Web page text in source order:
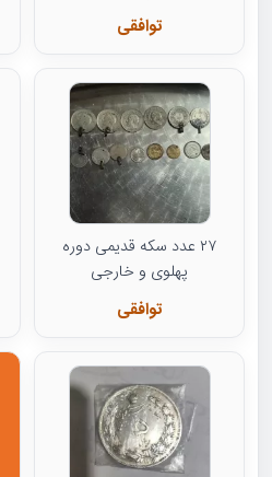
توافقی
۲۷ عدد سکه قدیمی دوره
پهلوی و خارجی
توافقی